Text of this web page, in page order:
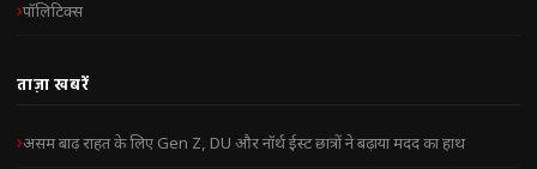
पॉलिटिक्स
ताज़ा खबरें
असम बाढ़ राहत के लिए Gen Z, DU और नॉर्थ ईस्ट छात्रों ने बढ़ाया मदद का हाथ